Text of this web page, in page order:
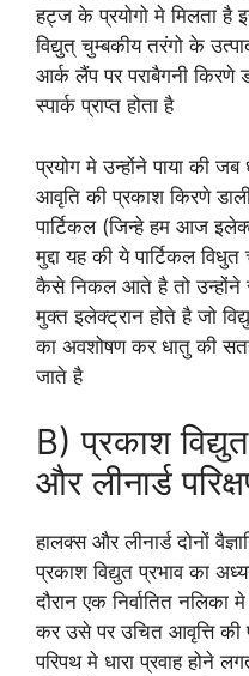
हट्ज के प्रयोगो मे मिलता है
विद्युत् चुम्बकीय तरंगो के
आर्क लैंप पर पराबैगनी किरणे
स्पार्क प्राप्त होता है
प्रयोग मे उन्होंने पाया की
आवृति की प्रकाश किरणे
पार्टिकल (जिन्हे हम आज
मुद्दा यह की ये पार्टिकल
कैसे निकल आते है तो उन्होंने
मुक्त इलेक्ट्रान होते है जो
का अवशोषण कर धातु की
जाते है
B) प्रकाश
और लीनार्ड
हालक्स और लीनार्ड दोनों
प्रकाश विद्युत प्रभाव का
दौरान एक निर्वातित
कर उसे पर उचित आवृत्ति की
परिपथ मे धारा प्रवाह होने